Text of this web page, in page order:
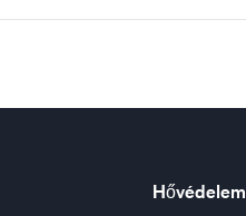
Hővédelem